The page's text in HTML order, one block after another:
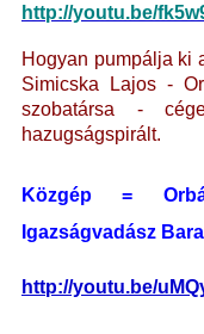
http://youtu.be/
Hogyan pumpálja ki
Simicska Lajos -
szobatársa -
hazugságspirált.
Közgép =
Igazságvadász
http://youtu.be/